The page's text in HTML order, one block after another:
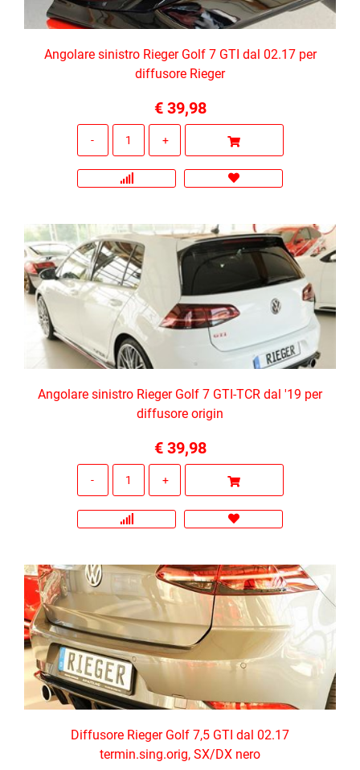
Angolare sinistro Rieger Golf 7 GTI dal 02.17 per
diffusore Rieger
€ 39,98
Angolare sinistro Rieger Golf 7 GTI-TCR dal '19 per
diffusore origin
€ 39,98
Diffusore Rieger Golf 7,5 GTI dal 02.17
termin.sing.orig, SX/DX nero